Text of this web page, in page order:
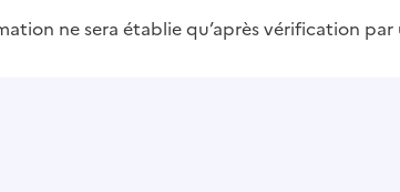
ne sera établie qu’après vérification